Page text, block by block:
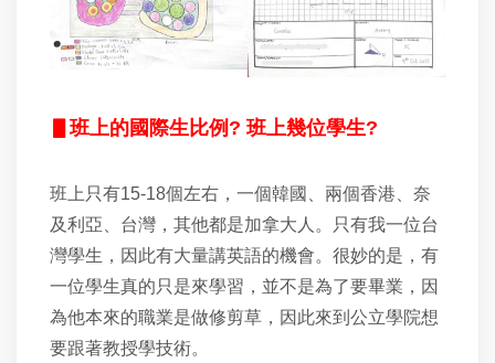
▋班上的國際生比例? 班上幾位學生?
班上只有15-18個左右，一個韓國、兩個香港、奈
及利亞、台灣，其他都是加拿大人。只有我一位台
灣學生，因此有大量講英語的機會。很妙的是，有
一位學生真的只是來學習，並不是為了要畢業，因
為他本來的職業是做修剪草，因此來到公立學院想
要跟著教授學技術。